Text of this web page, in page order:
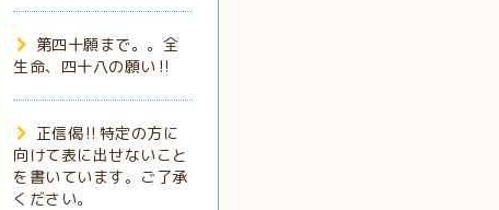
第四十願まで。。全
生命、四十八の願い‼️
正信偈‼️特定の方に
向けて表に出せないこと
を書いています。ご了承
ください。